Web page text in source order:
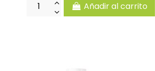
Añadir al carrito